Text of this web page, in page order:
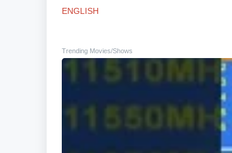
ENGLISH
Trending Movies/Shows